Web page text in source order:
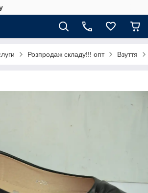
Розпродаж складу!!! опт Взуття